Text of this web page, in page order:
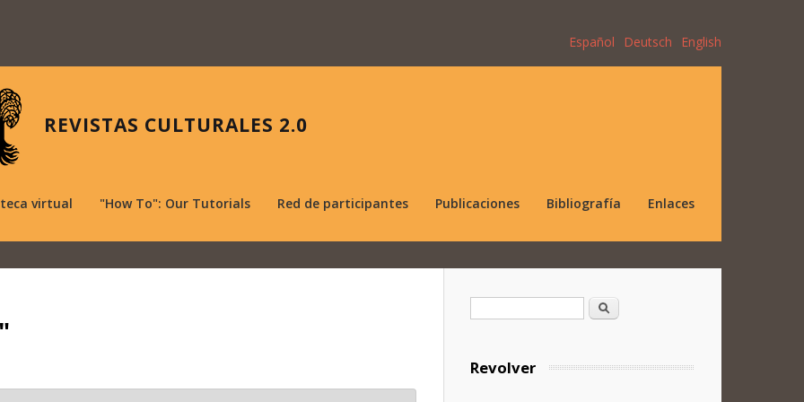
Español Deutsch English
REVISTAS CULTURALES 2.0
virtual "How To": Our Tutorials Red de participantes Publicaciones Bibliografía Enlaces
Formulario de búsqueda
Buscar
Revolver